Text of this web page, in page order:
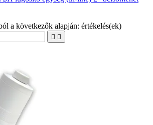
a következők alapján: értékelés(ek)
 